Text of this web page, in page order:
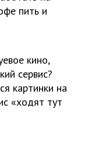
пить и
кино,
сервис?
картинки на
«ходят тут